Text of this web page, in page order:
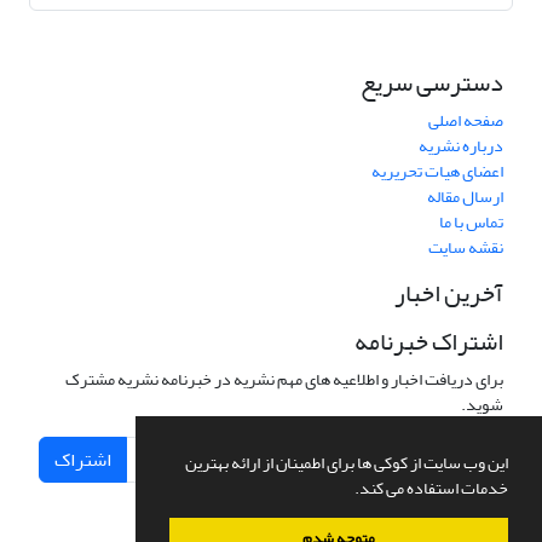
این وب سایت از کوکی ها برای اطمینان از ارائه بهترین
خدمات استفاده می کند.
دسترسی سریع
صفحه اصلی
درباره نشریه
اعضای هیات تحریریه
ارسال مقاله
تماس با ما
نقشه سایت
آخرین اخبار
اشتراک خبرنامه
برای دریافت اخبار و اطلاعیه های مهم نشریه در خبرنامه نشریه مشترک
شوید.
اشتراک